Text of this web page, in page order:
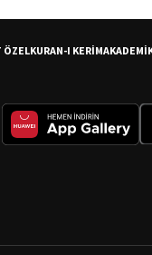
ÖZELKURAN-I KERİM